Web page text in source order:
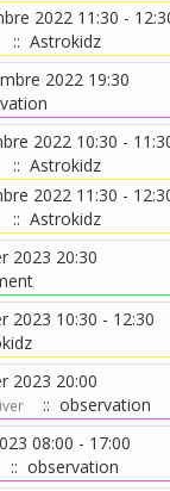
2022 11:30 -
:: Astrokidz
2022 19:30
2022 10:30 -
:: Astrokidz
2022 11:30 -
:: Astrokidz
2023 20:30
2023 10:30 - 12:30
2023 20:00
:: observation
08:00 - 17:00
:: observation